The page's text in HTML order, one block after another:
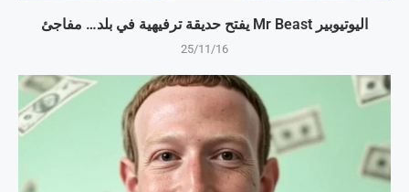
اليوتيوبير Mr Beast يفتح حديقة ترفيهية في بلد… مفاجئ
25/11/16